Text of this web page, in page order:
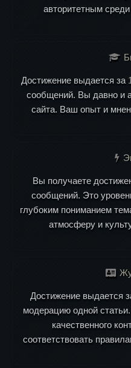
авторитетным
Достижение выдается за
сообщений. Вы давно и
сайта. Ваш опыт и
Вы получаете
сообщений. Это
глубоким пониманием
атмосферу и
Достижение выдается
модерацию одной
качественного
соответствовать